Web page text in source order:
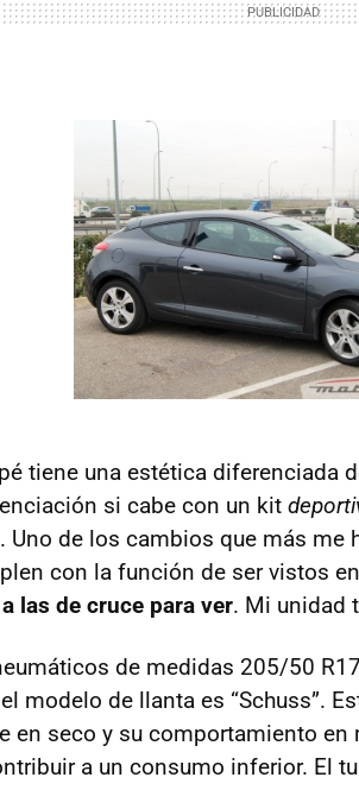
tiene una estética diferenciada
si cabe con un kit
Uno de los cambios que más me
con la función de ser vistos
las de cruce para ver. Mi unidad
de medidas 205/50
modelo de llanta es “Schuss”.
en seco y su comportamiento
a un consumo inferior. El